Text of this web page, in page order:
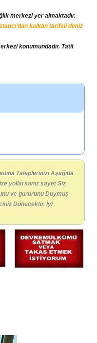
merkezi yer almaktadır.
kalkan tarifeli deniz
konumundadır. Tatil
Taleplerinizi Aşağıda
yollarsanız şayet Siz
ve gururunu Duymuş
Dönecektir. İyi